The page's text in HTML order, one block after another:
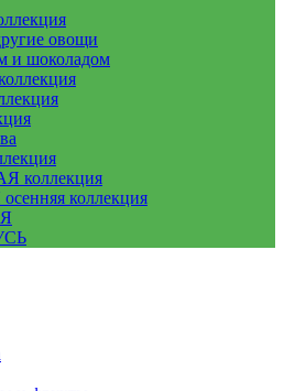
овощи
и шоколадом
коллекция
коллекция